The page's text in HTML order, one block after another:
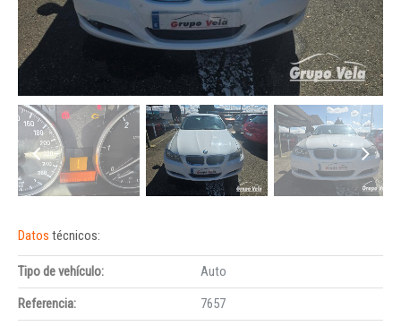
Datos técnicos:
Tipo de vehículo:
Auto
Referencia:
7657